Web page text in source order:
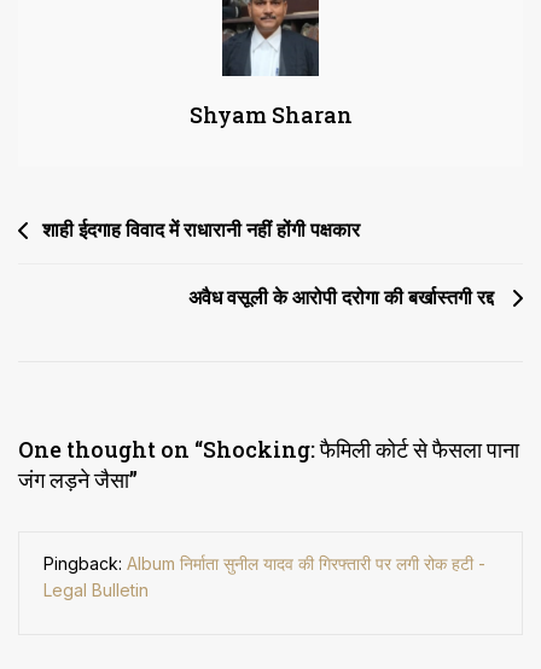
जंग
लड़ने
जैसा
Shyam Sharan
Post
शाही ईदगाह विवाद में राधारानी नहीं होंगी पक्षकार
अवैध वसूली के आरोपी दरोगा की बर्खास्तगी रद्द
One thought on “Shocking: फैमिली कोर्ट से फैसला पाना
जंग लड़ने जैसा”
Pingback: Album निर्माता सुनील यादव की गिरफ्तारी पर लगी रोक हटी -
Legal Bulletin